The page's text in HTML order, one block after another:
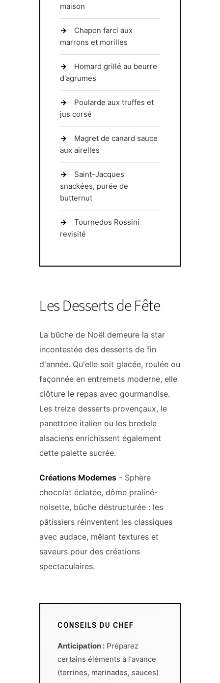
maison
Chapon farci aux
marrons et morilles
Homard grillé au beurre
d'agrumes
Poularde aux truffes et
jus corsé
Magret de canard sauce
aux airelles
Saint-Jacques
snackées, purée de
butternut
Tournedos Rossini
revisité
Les Desserts de Fête
La bûche de Noël demeure la star
incontestée des desserts de fin
d'année. Qu'elle soit glacée, roulée ou
façonnée en entremets moderne, elle
clôture le repas avec gourmandise.
Les treize desserts provençaux, le
panettone italien ou les bredele
alsaciens enrichissent également
cette palette sucrée.
Créations Modernes - Sphère
chocolat éclatée, dôme praliné-
noisette, bûche déstructurée : les
pâtissiers réinventent les classiques
avec audace, mêlant textures et
saveurs pour des créations
spectaculaires.
CONSEILS DU CHEF
Anticipation : Préparez
certains éléments à l'avance
(terrines, marinades, sauces)